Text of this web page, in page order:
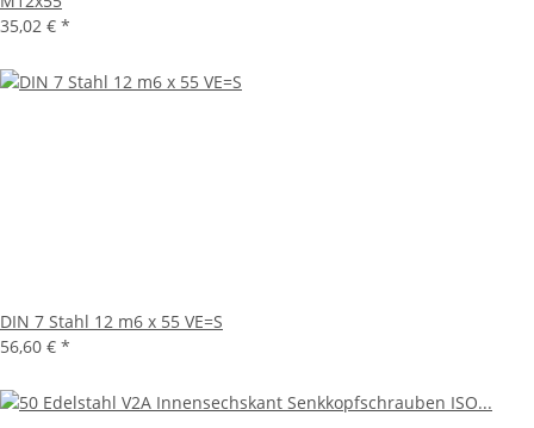
35,02 € *
DIN 7 Stahl 12 m6 x 55 VE=S
56,60 € *